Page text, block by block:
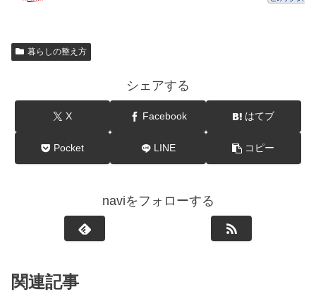
暮らしの整え方
シェアする
X Facebook はてブ
Pocket LINE コピー
naviをフォローする
関連記事